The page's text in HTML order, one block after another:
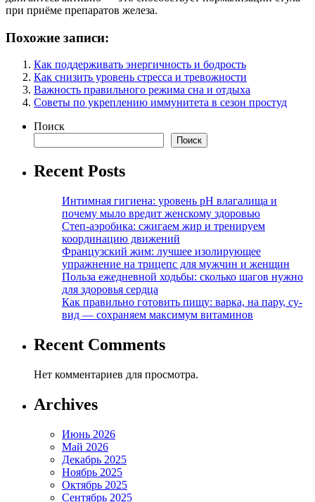
при приёме препаратов железа.
Похожие записи:
Как поддерживать энергичность и бодрость
Как снизить уровень стресса и тревожности
Важность правильного режима сна и отдыха
Советы по укреплению иммунитета в сезон простуд
Поиск
Поиск
Recent Posts
Интимная гигиена: уровень pH влагалища и
почему мыло вредит женскому здоровью
Степ-аэробика: сжигаем жир и тренируем
координацию движений
Французский жим: лучшее изолирующее
упражнение на трицепс для мужчин и женщин
Польза ежедневной ходьбы: сколько шагов нужно
для здоровья сердца
Как правильно готовить пищу: варка, на пару, су-
вид — сохраняем максимум витаминов
Recent Comments
Нет комментариев для просмотра.
Archives
Июнь 2026
Май 2026
Декабрь 2025
Ноябрь 2025
Октябрь 2025
Сентябрь 2025